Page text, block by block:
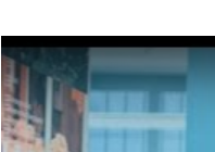
Play